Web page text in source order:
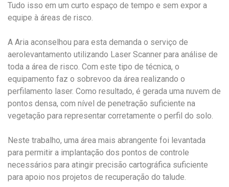
Tudo isso em um curto espaço de tempo e sem expor a
equipe à áreas de risco.
A Aria aconselhou para esta demanda o serviço de
aerolevantamento utilizando Laser Scanner para análise de
toda a área de risco. Com este tipo de técnica, o
equipamento faz o sobrevoo da área realizando o
perfilamento laser. Como resultado, é gerada uma nuvem de
pontos densa, com nível de penetração suficiente na
vegetação para representar corretamente o perfil do solo.
Neste trabalho, uma área mais abrangente foi levantada
para permitir a implantação dos pontos de controle
necessários para atingir precisão cartográfica suficiente
para apoio nos projetos de recuperação do talude.